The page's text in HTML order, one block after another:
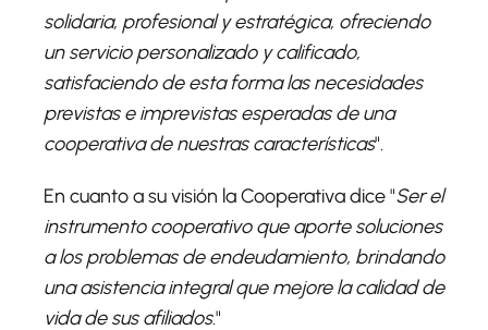
solidaria, profesional y estratégica, ofreciendo
un servicio personalizado y calificado,
satisfaciendo de esta forma las necesidades
previstas e imprevistas esperadas de una
cooperativa de nuestras características".
En cuanto a su visión la Cooperativa dice "Ser el
instrumento cooperativo que aporte soluciones
a los problemas de endeudamiento, brindando
una asistencia integral que mejore la calidad de
vida de sus afiliados."